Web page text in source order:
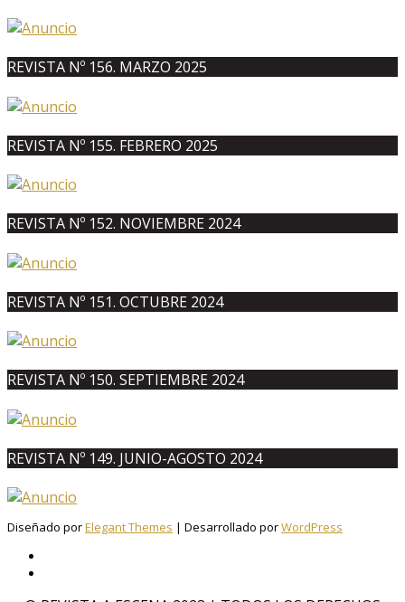
REVISTA Nº 156. MARZO 2025
REVISTA Nº 155. FEBRERO 2025
REVISTA Nº 152. NOVIEMBRE 2024
REVISTA Nº 151. OCTUBRE 2024
REVISTA Nº 150. SEPTIEMBRE 2024
REVISTA Nº 149. JUNIO-AGOSTO 2024
Diseñado porElegant Themes | Desarrollado porWordPress